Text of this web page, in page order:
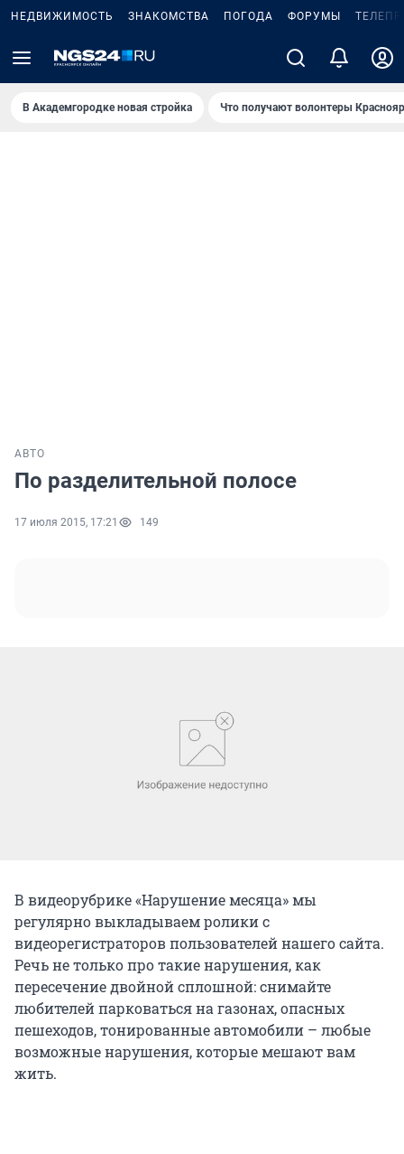
НЕДВИЖИМОСТЬ ЗНАКОМСТВА ПОГОДА ФОРУМЫ
В Академгородке новая стройка Что получают волонтеры
АВТО
По разделительной полосе
17 июля 2015, 17:21 149
В видеорубрике «Нарушение месяца» мы
регулярно выкладываем ролики с
видеорегистраторов пользователей нашего сайта.
Речь не только про такие нарушения, как
пересечение двойной сплошной: снимайте
любителей парковаться на газонах, опасных
пешеходов, тонированные автомобили – любые
возможные нарушения, которые мешают вам
жить.